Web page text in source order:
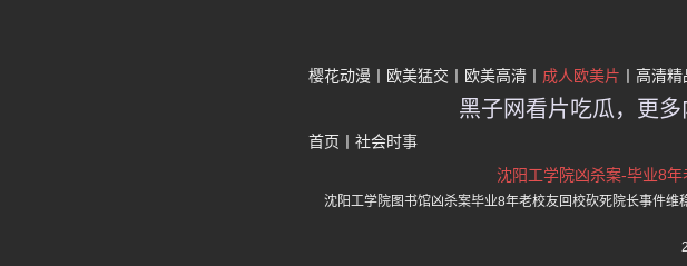
樱花动漫 欧美猛交 欧美高清 成人欧美片 高清精
黑子网看片吃瓜，更
首页 社会时事
沈阳工学院凶杀案-毕业8
沈阳工学院图书馆凶杀案毕业8年老校友回校砍死院长事件